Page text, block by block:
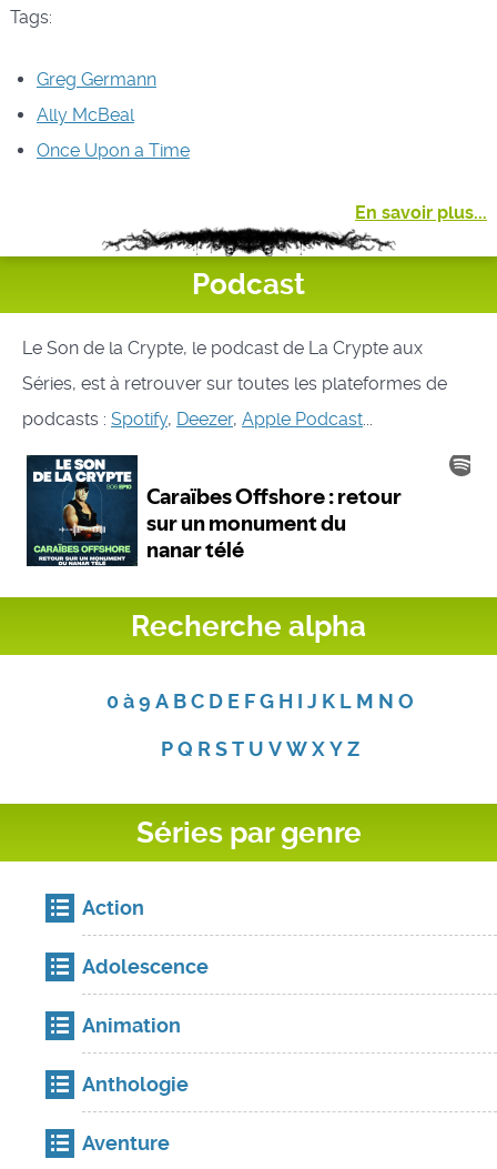
Tags:
Greg Germann
Ally McBeal
Once Upon a Time
En savoir plus...
Podcast
Le Son de la Crypte, le podcast de La Crypte aux
Séries, est à retrouver sur toutes les plateformes de
podcasts : Spotify, Deezer, Apple Podcast...
Recherche alpha
0 à 9 A B C D E F G H I J K L M N O
P Q R S T U V W X Y Z
Séries par genre
Action
Adolescence
Animation
Anthologie
Aventure